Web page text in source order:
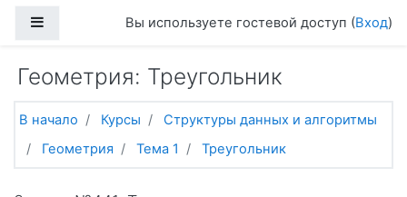
Боковая панельВы используете гостевой доступ (Вход)
Геометрия: Треугольник
В начало Курсы
Структуры данных и алгоритмы
Геометрия
Тема 1 Треугольник